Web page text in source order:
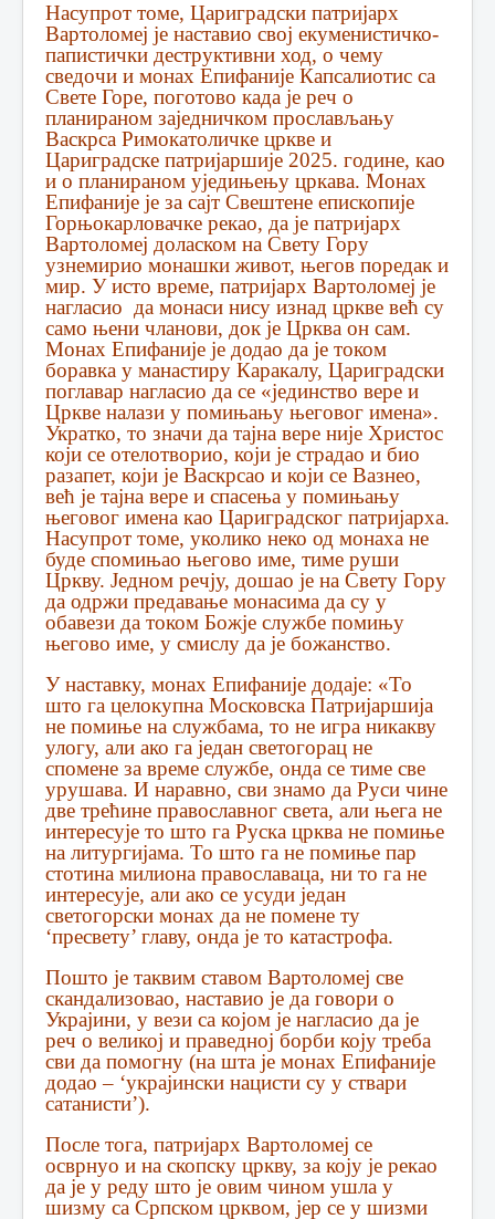
Насупрот томе, Цариградски патријарх
Вартоломеј је наставио свој екуменистичко-
папистички деструктивни ход, о чему
сведочи и монах Епифаније Капсалиотис са
Свете Горе, поготово када је реч о
планираном заједничком прослављању
Васкрса Римокатоличке цркве и
Цариградске патријаршије 2025. године, као
и о планираном уједињењу цркава. Монах
Епифаније је за сајт Свештене епископије
Горњокарловачке рекао, да је патријарх
Вартоломеј доласком на Свету Гору
узнемирио монашки живот, његов поредак и
мир. У исто време, патријарх Вартоломеј је
нагласио да монаси нису изнад цркве већ су
само њени чланови, док је Црква он сам.
Монах Епифаније је додао да је током
боравка у манастиру Каракалу, Цариградски
поглавар нагласио да се «јединство вере и
Цркве налази у помињању његовог имена».
Укратко, то значи да тајна вере није Христос
који се отелотворио, који је страдао и био
разапет, који је Васкрсао и који се Вазнео,
већ је тајна вере и спасења у помињању
његовог имена као Цариградског патријарха.
Насупрот томе, уколико неко од монаха не
буде спомињао његово име, тиме руши
Цркву. Једном речју, дошао је на Свету Гору
да одржи предавање монасима да су у
обавези да током Божје службе помињу
његово име, у смислу да је божанство.
У наставку, монах Епифаније додаје: «То
што га целокупна Московска Патријаршија
не помиње на службама, то не игра никакву
улогу, али ако га један светогорац не
спомене за време службе, онда се тиме све
урушава. И наравно, сви знамо да Руси чине
две трећине православног света, али њега не
интересује то што га Руска црква не помиње
на литургијама. То што га не помиње пар
стотина милиона православаца, ни то га не
интересује, али ако се усуди један
светогорски монах да не помене ту
‘пресвету’ главу, онда је то катастрофа.
Пошто је таквим ставом Вартоломеј све
скандализовао, наставио је да говори о
Украјини, у вези са којом је нагласио да је
реч о великој и праведној борби коју треба
сви да помогну (на шта је монах Епифаније
додао – ‘украјински нацисти су у ствари
сатанисти’).
После тога, патријарх Вартоломеј се
осврнуо и на скопску цркву, за коју је рекао
да је у реду што је овим чином ушла у
шизму са Српском црквом, јер се у шизми